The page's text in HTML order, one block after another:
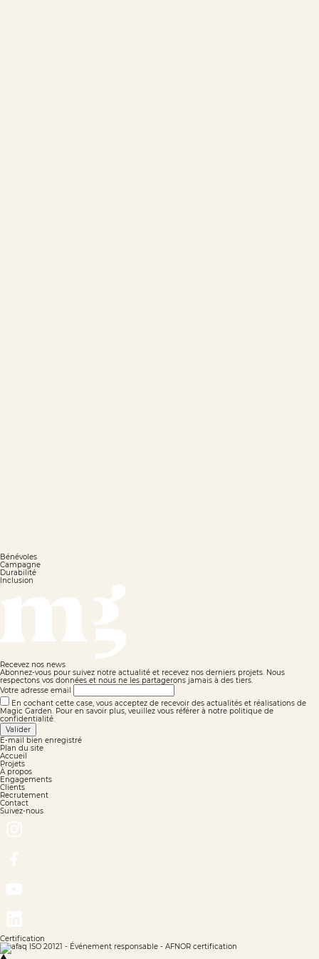
Bénévoles
Campagne
Durabilité
Inclusion
Recevez nos news
Abonnez-vous pour suivez notre actualité et recevez nos derniers projets. Nous
respectons vos données et nous ne les partagerons jamais à des tiers.
Votre adresse email
En cochant cette case, vous acceptez de recevoir des actualités et réalisations de
Magic Garden. Pour en savoir plus, veuillez vous référer à notre politique de
confidentialité.
Valider
E-mail bien enregistré
Plan du site
Accueil
Projets
À propos
Engagements
Clients
Recrutement
Contact
Suivez-nous
Certification